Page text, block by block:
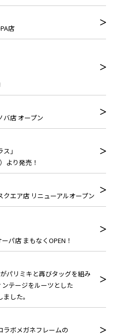
店
バ店 オープン
」
より発売！
クエア店 リニューアルオープン
パ店 まもなくOPEN！
パリミキと再びタッグを組み
テージをルーツとした
した。
ボメガネフレームの